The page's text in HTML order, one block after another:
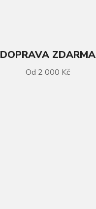
DOPRAVA ZDARMA
Od 2 000 Kč